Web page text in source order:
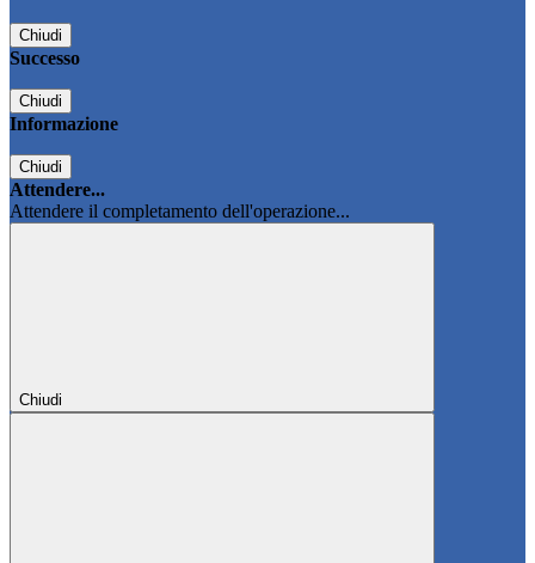
Chiudi
Successo
Chiudi
Informazione
Chiudi
Attendere...
Attendere il completamento dell'operazione...
Chiudi